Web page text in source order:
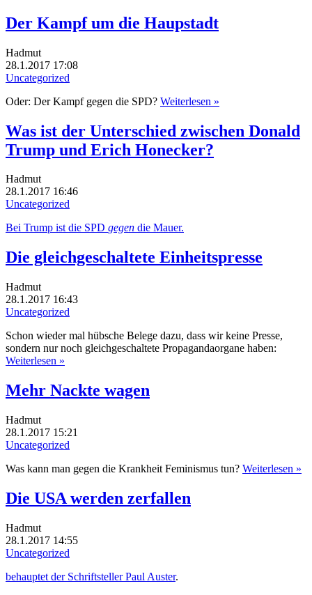
Der Kampf um die Haupstadt
Hadmut
28.1.2017 17:08
Uncategorized
Oder: Der Kampf gegen die SPD? Weiterlesen »
Was ist der Unterschied zwischen Donald
Trump und Erich Honecker?
Hadmut
28.1.2017 16:46
Uncategorized
Bei Trump ist die SPD gegen die Mauer.
Die gleichgeschaltete Einheitspresse
Hadmut
28.1.2017 16:43
Uncategorized
Schon wieder mal hübsche Belege dazu, dass wir keine Presse,
sondern nur noch gleichgeschaltete Propagandaorgane haben:
Weiterlesen »
Mehr Nackte wagen
Hadmut
28.1.2017 15:21
Uncategorized
Was kann man gegen die Krankheit Feminismus tun? Weiterlesen »
Die USA werden zerfallen
Hadmut
28.1.2017 14:55
Uncategorized
behauptet der Schriftsteller Paul Auster.